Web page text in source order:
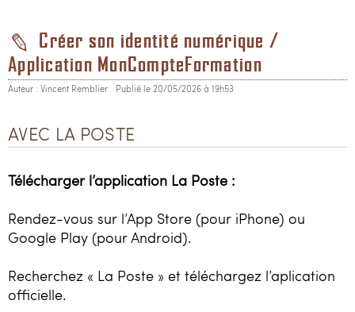
Créer son identité numérique /
Application MonCompteFormation
Auteur : Vincent Remblier Publié le 20/05/2026 à 19h53
AVEC LA POSTE
Télécharger l’application La Poste :
Rendez-vous sur l’App Store (pour iPhone) ou
Google Play (pour Android).
Recherchez « La Poste » et téléchargez l’aplication
officielle.